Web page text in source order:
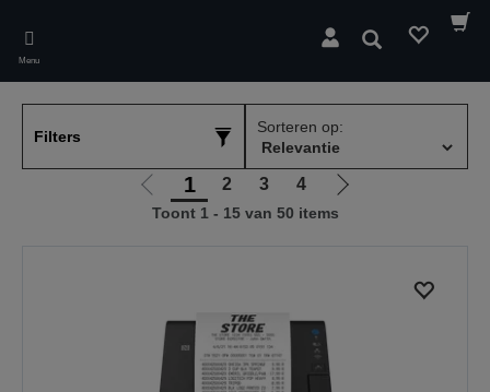
main
content
Menu
Zoeken
Filters
Sorteren op:
Ga
naar
1 2 3 4
Ga
naar
Toont 1 - 15 van 50 items